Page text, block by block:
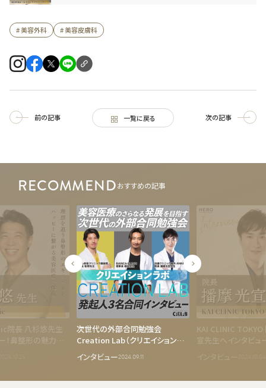
# 美容外科 # 美容皮膚科
前の記事 一覧に戻る 次の記事
RECOMMENDおすすめの記事
院長 八杉悠先生
！鼻整形の魅力と
次世代の外部合同勉強会
Creation Lab（クリエイションラ
ボ）発起人の3名へインタビュー！
クリニックの垣根を超えて医師同
インタビュー2024.09.11
KAI CLINIC
宣先生へインタビュ
インタビュー